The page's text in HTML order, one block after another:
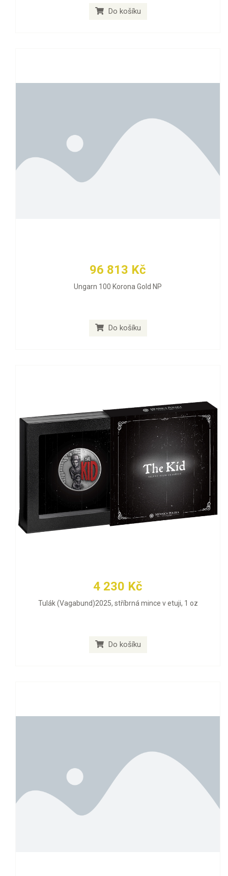
Do košíku
96 813 Kč
Ungarn 100 Korona Gold NP
Do košíku
4 230 Kč
Tulák (Vagabund)2025, stříbrná mince v etuji, 1 oz
Do košíku